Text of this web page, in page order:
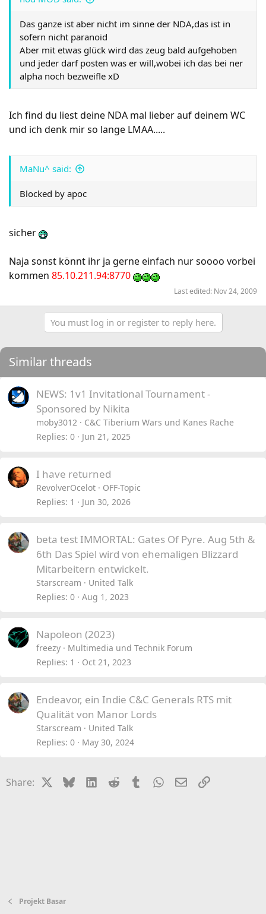
Das ganze ist aber nicht im sinne der NDA,das ist in
sofern nicht paranoid
Aber mit etwas glück wird das zeug bald aufgehoben
und jeder darf posten was er will,wobei ich das bei ner
alpha noch bezweifle xD
Ich find du liest deine NDA mal lieber auf deinem WC
und ich denk mir so lange LMAA.....
MaNu^ said:
Blocked by apoc
sicher
Naja sonst könnt ihr ja gerne einfach nur soooo vorbei
kommen 85.10.211.94:8770
Last edited: Nov 24, 2009
You must log in or register to reply here.
Similar threads
NEWS: 1v1 Invitational Tournament -
Sponsored by Nikita
moby3012
C&C Tiberium Wars und Kanes Rache
Replies 0 Jun 21, 2025
I have returned
RevolverOcelot
OFF-Topic
Replies 1 Jun 30, 2026
beta test IMMORTAL: Gates Of Pyre. Aug 5th &
6th Das Spiel wird von ehemaligen Blizzard
Mitarbeitern entwickelt.
Starscream
United Talk
Replies 0 Aug 1, 2023
Napoleon (2023)
freezy
Multimedia und Technik Forum
Replies 1 Oct 21, 2023
Endeavor, ein Indie C&C Generals RTS mit
Qualität von Manor Lords
Starscream
United Talk
Replies 0 May 30, 2024
Share: BlueskyLinkedIn
Reddit TumblrWhatsApp
EmailLink
Projekt Basar